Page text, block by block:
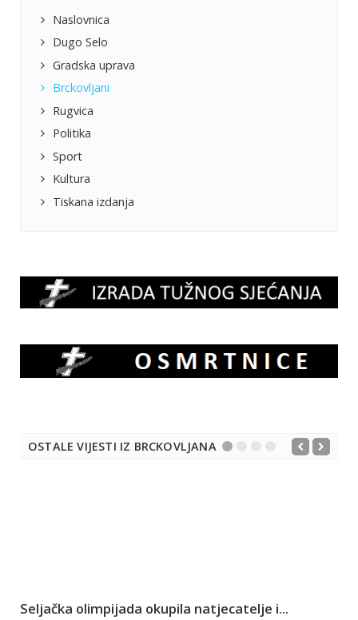
Naslovnica
Dugo Selo
Gradska uprava
Brckovljani
Rugvica
Politika
Sport
Kultura
Tiskana izdanja
OSTALE VIJESTI IZ BRCKOVLJANA
Seljačka olimpijada okupila natjecatelje i...